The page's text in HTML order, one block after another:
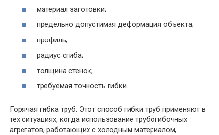
материал заготовки;
предельно допустимая деформация объекта;
профиль;
радиус сгиба;
толщина стенок;
требуемая точность гибки.
Горячая гибка труб. Этот способ гибки труб применяют в
тех ситуациях, когда использование трубогибочных
агрегатов, работающих с холодным материалом,